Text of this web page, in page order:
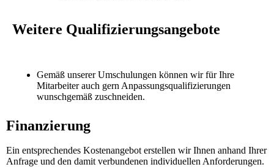
Weitere Qualifizierungsangebote
Gemäß unserer Umschulungen können wir für Ihre
Mitarbeiter auch gern Anpassungsqualifizierungen
wunschgemäß zuschneiden.
Finanzierung
Ein entsprechendes Kostenangebot erstellen wir Ihnen anhand Ihrer
Anfrage und den damit verbundenen individuellen Anforderungen.